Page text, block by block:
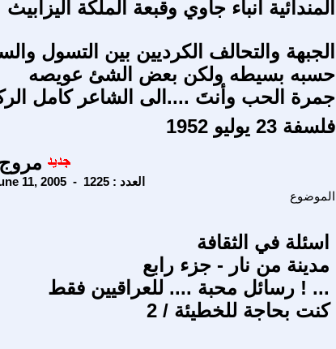
المندائية انباء جاوي وقبعة الملكة اليزابيث
الجبهة والتحالف الكرديين بين التسول
حسبه بسيطه ولكن بعض الشئ عويصه
جمرة الحب وأنتَ ....الى الشاعر كامل
فلسفة 23 يوليو 1952
Saturday - Saturday, June 11, 2005 - العدد : 1225
الموضوع
اسئلة في الثقافة
مدينة من نار - جزء رابع
رسائل محبة .... للعراقيين فقط ! ...
كنت بحاجة للخطيئة / 2